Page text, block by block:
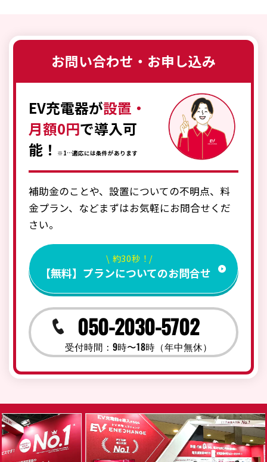
お問い合わせ・お申し込み
EV充電器が設置・
月額0円で導入可
能！
※1…適応には条件があります
補助金のことや、設置についての不明点、料
金プラン、などまずはお気軽にお問合せくだ
さい。
\ 約30秒！/
【無料】プランについてのお問合せ
050-2030-5702
受付時間：9時〜18時（年中無休）